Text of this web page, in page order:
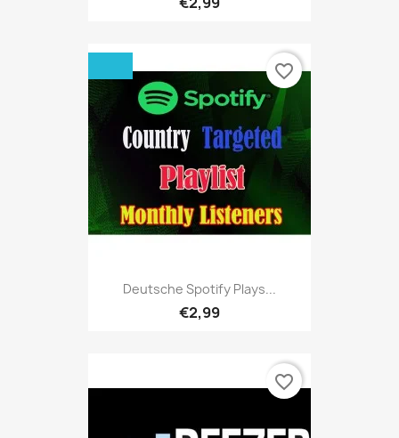
Deutsche Spotify Plays...
€2,99
favorite_border
favorite_border